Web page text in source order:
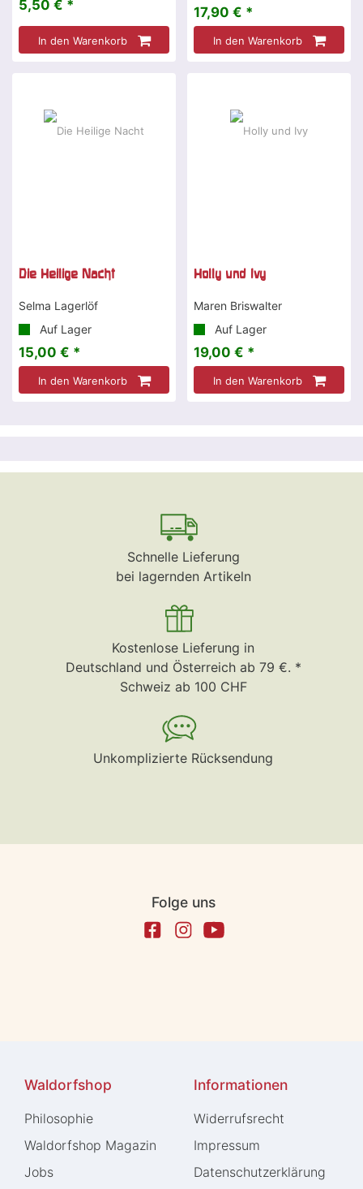
5,50 € *
In den Warenkorb
17,90 € *
In den Warenkorb
Die Heilige Nacht
Selma Lagerlöf
Auf Lager
15,00 € *
In den Warenkorb
Holly und Ivy
Maren Briswalter
Auf Lager
19,00 € *
In den Warenkorb
Schnelle Lieferung
bei lagernden Artikeln
Kostenlose Lieferung in
Deutschland und Österreich ab 79 €. *
Schweiz ab 100 CHF
Unkomplizierte Rücksendung
Folge uns
Waldorfshop
Philosophie
Waldorfshop Magazin
Jobs
Informationen
Widerrufs­recht
Impressum
Daten­schutz­erklärung